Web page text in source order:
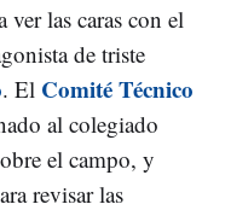
ver las caras con el
de triste
. El Comité Técnico
al colegiado
el campo, y
revisar las